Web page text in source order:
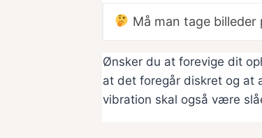
Må man tage billeder
Ønsker du at forevige dit
at det foregår diskret og at
vibration skal også være